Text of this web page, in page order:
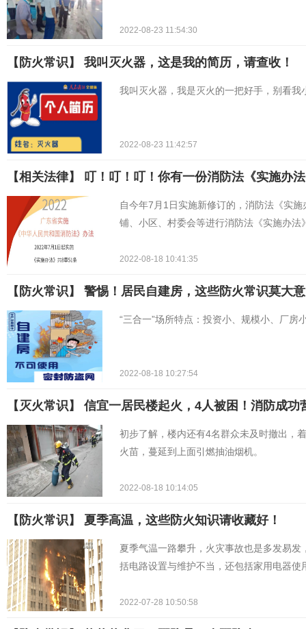
2022-08-23 11:54:30
【防火常识】 我叫灭火器，这是我的简历，请查收！
我叫灭火器，我是灭火的一把好手，别看
2022-08-23 11:42:57
【相关法律】 叮！叮！叮！你有一份消防法《实施办
自今年7月1日实施新修订的，消防法《实
铺、小区、村委会等进行消防法《实施办法
2022-08-18 10:41:35
【防火常识】 ​警惕！居民自建房，这些防火常识莫大意
“三合一”场所特点：投资小、规模小、厂房
2022-08-18 10:27:54
【灭火常识】 信宜一居民楼起火，4人被困！消防成功
初步了解，楼内还有4名群众未及时撤出，
火苗，蔓延到上面引燃抽油烟机。
2022-08-18 10:14:05
【防火常识】 夏季高温，这些防火知识请收藏好！
夏季气温一路攀升，火灾事故也是多发易
括电路设置与维护不当，还包括家用电器
2022-07-28 10:50:58